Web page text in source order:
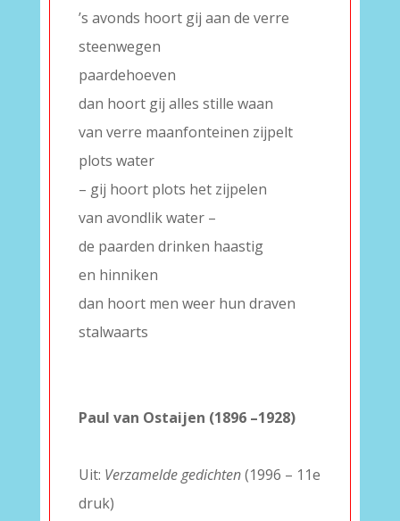
’s avonds hoort gij aan de verre
steenwegen
paardehoeven
dan hoort gij alles stille waan
van verre maanfonteinen zijpelt
plots water
– gij hoort plots het zijpelen
van avondlik water –
de paarden drinken haastig
en hinniken
dan hoort men weer hun draven
stalwaarts
Paul van Ostaijen (1896 –1928)
Uit: Verzamelde gedichten(1996 – 11e
druk)